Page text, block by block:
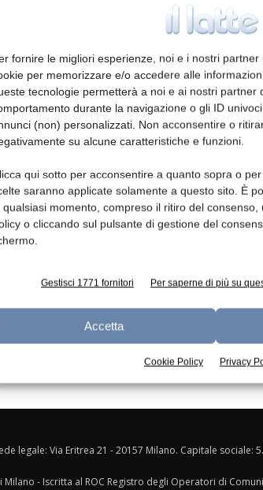
fornire le migliori esperienze, noi e i nostri
per memorizzare e/o accedere alle
tecnologie permetterà a noi e ai nostri partner
durante la navigazione o gli ID
(non) personalizzati. Non acconsentire o
su alcune caratteristiche e funzioni.
qui sotto per acconsentire a quanto sopra o
saranno applicate solamente a questo sito. È
qualsiasi momento, compreso il ritiro del
o cliccando sul pulsante di gestione del
Gestisci 1771 fornitori Per saperne di più su
Accetta
Cookie Policy Privacy
Distanziamento
smartworking fanno
la spesa dairy
legale: Via Eritrea 21 - 20157 Milano. Capitale
- Iscritta al ROC Registro degli Operatori di